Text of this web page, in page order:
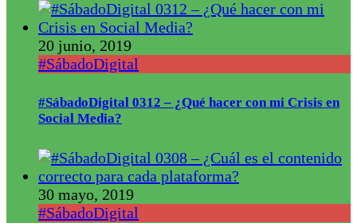
20 junio, 2019
#SábadoDigital
#SábadoDigital 0312 – ¿Qué hacer con mi Crisis en
Social Media?
30 mayo, 2019
#SábadoDigital